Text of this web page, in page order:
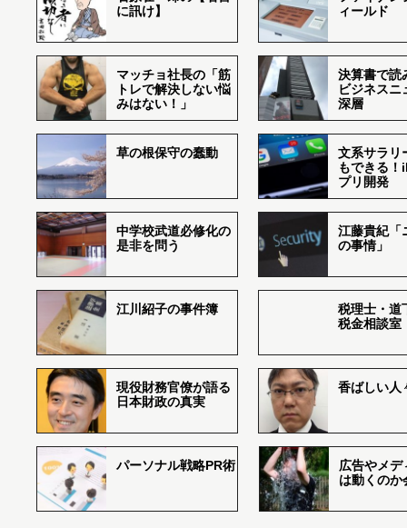
に訊け】
ィールド
マッチョ社長の「筋
トレで解決しない悩
みはない！」
決算書で読
ビジネスニ
深層
草の根保守の蠢動
文系サラリ
もできる
プリ開発
中学校武道必修化の
是非を問う
江藤貴紀「
の事情」
江川紹子の事件簿
税理士・道
税金相談室
現役財務官僚が語る
日本財政の真実
香ばしい
パーソナル戦略PR術
広告やメデ
は動くのか